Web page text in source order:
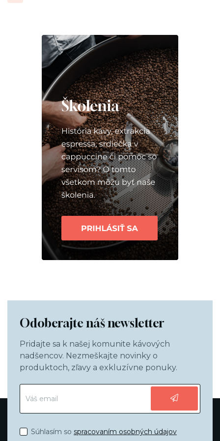
Odoberajte náš newsletter
Pridajte sa k našej komunite kávových
nadšencov. Nezmeškajte novinky o
produktoch, zľavy a exkluzívne ponuky.
Súhlasím so spracovaním osobných údajov